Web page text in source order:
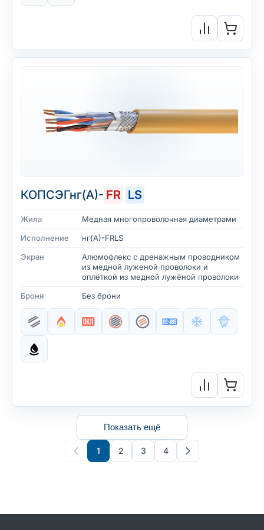
КОПСЭГнг(А)- FR LS
Жила
Медная многопроволочная диаметрами
Исполнение
нг(А)-FRLS
Экран
Алюмофлекс с дренажным проводником
из медной луженой проволоки и
оплёткой из медной лужёной проволоки
Броня
Без брони
Показать ещё
1 2 3 4